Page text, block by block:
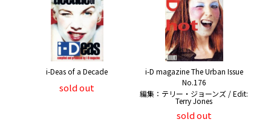
i-Deas of a Decade
sold out
i-D magazine The Urban Issue
No.176
編集：テリー・ジョーンズ / Edit:
Terry Jones
sold out